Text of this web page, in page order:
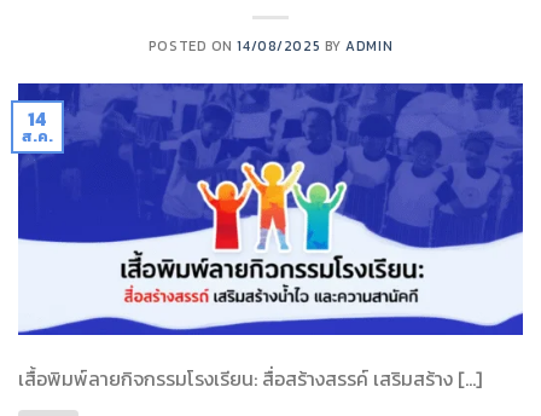
POSTED ON14/08/2025 BYADMIN
14
ส.ค.
เสื้อพิมพ์ลายกิจกรรมโรงเรียน: สื่อสร้างสรรค์ เสริมสร้าง […]